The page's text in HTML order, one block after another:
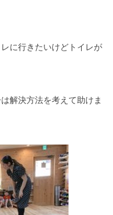
に行きたいけどトイレが
解決方法を考えて助けま